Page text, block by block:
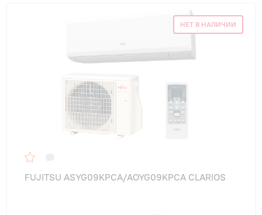
НЕТ В НАЛИЧИИ
FUJITSU ASYG09KPCA/AOYG09KPCA CLARIOS